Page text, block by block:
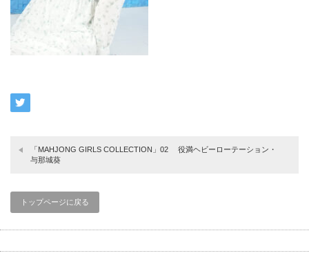
「MAHJONG GIRLS COLLECTION」02 役満ヘビーローテーション・
与那城葵
トップページに戻る